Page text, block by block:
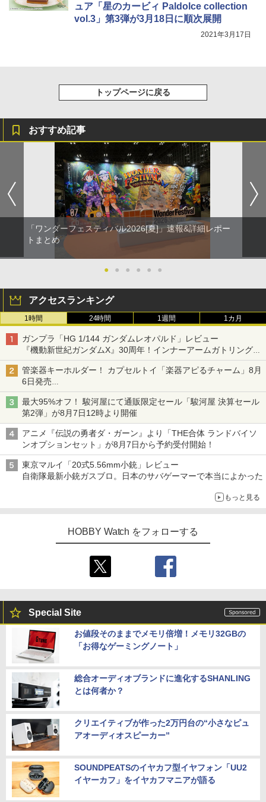
ュア「星のカービィ Paldolce collection
vol.3」第3弾が3月18日に順次展開
2021年3月17日
トップページに戻る
おすすめ記事
「ワンダーフェスティバル2026[夏]」速報&詳細レポー
トまとめ
● ● ● ● ● ●
アクセスランキング
1時間 24時間 1週間 1カ月
ガンプラ「HG 1/144 ガンダムレオパルド」レビュー
『機動新世紀ガンダムX』30周年！インナーアームガトリングの
変形機構まで再現し最新フォーマットでキット化！
管楽器キーホルダー！ カプセルトイ「楽器アピるチャーム」8月
6日発売
チューバ、テナサクなど5種各3色
最大95%オフ！ 駿河屋にて通販限定セール「駿河屋 決算セール
第2弾」が8月7日12時より開催
アニメ『伝説の勇者ダ・ガーン』より「THE合体 ランドバイソ
ンオプションセット」が8月7日から予約受付開始！
東京マルイ「20式5.56mm小銃」レビュー
自衛隊最新小銃ガスブロ。日本のサバゲーマーで本当によかった
もっと見る
HOBBY Watch をフォローする
Special Site
お値段そのままでメモリ倍増！メモリ32GBの
「お得なゲーミングノート」
総合オーディオブランドに進化するSHANLING
とは何者か？
クリエイティブが作った2万円台の“小さなピュ
アオーディオスピーカー”
SOUNDPEATSのイヤカフ型イヤフォン「UU2
イヤーカフ」をイヤカフマニアが語る